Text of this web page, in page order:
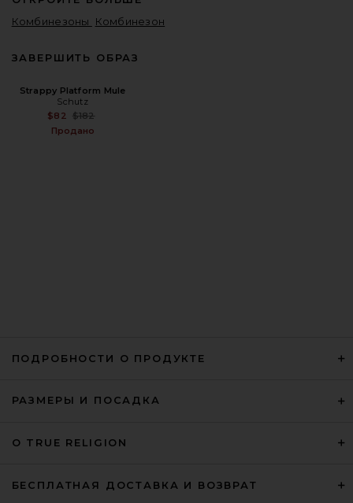
Комбинезоны
Комбинезон
ЗАВЕРШИТЬ ОБРАЗ
Strappy Platform Mule
Schutz
$82
Previous price:
$182
Продано
ПОДРОБНОСТИ О ПРОДУКТЕ
РАЗМЕРЫ И ПОСАДКА
О TRUE RELIGION
БЕСПЛАТНАЯ ДОСТАВКА И ВОЗВРАТ